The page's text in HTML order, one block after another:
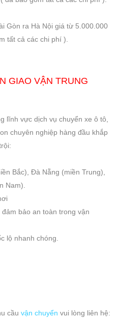
Gòn ra Hà Nội giá từ 5.000.000
tất cả các chi phí ).
GIAO VẬN TRUNG
lĩnh vực dịch vụ chuyển xe ô tô,
chuyên nghiệp hàng đầu khắp
Bắc), Đà Nẵng (miền Trung),
Nam).
bảo an toàn trong vận
lộ nhanh chóng.
cầu vận chuyển vui lòng liên hệ: